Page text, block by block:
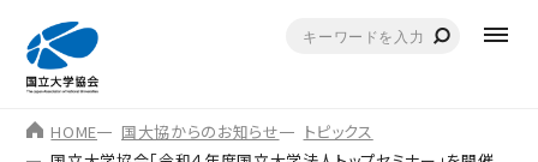
HOME 国大協からのお知らせ
トピックス